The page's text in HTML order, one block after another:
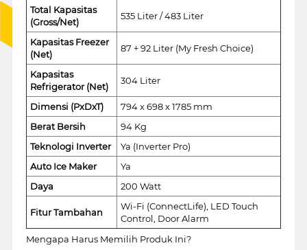
Total Kapasitas
(Gross/Net)
535 Liter / 483 Liter
Kapasitas Freezer
(Net)
87 + 92 Liter (My Fresh Choice)
Kapasitas
Refrigerator (Net)
304 Liter
Dimensi (PxDxT)
794 x 698 x 1785 mm
Berat Bersih
94 Kg
Teknologi Inverter
Ya (Inverter Pro)
Auto Ice Maker
Ya
Daya
200 Watt
Fitur Tambahan
Wi-Fi (ConnectLife), LED Touch
Control, Door Alarm
Mengapa Harus Memilih Produk Ini?